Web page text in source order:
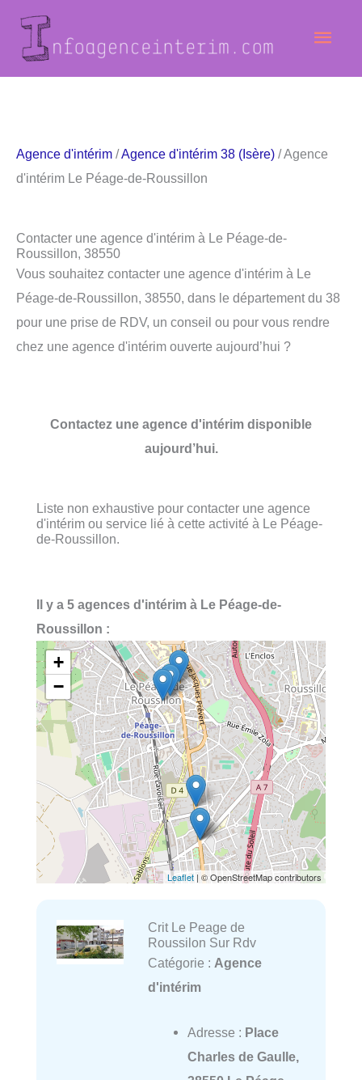
contenu
Agence d'intérim /Agence d'intérim 38 (Isère) / Agence
d'intérim Le Péage-de-Roussillon
Contacter une agence d'intérim à Le Péage-de-
Roussillon, 38550
Vous souhaitez contacter une agence d'intérim à Le
Péage-de-Roussillon, 38550, dans le département du 38
pour une prise de RDV, un conseil ou pour vous rendre
chez une agence d'intérim ouverte aujourd’hui ?
Contactez une agence d'intérim disponible
aujourd’hui.
Liste non exhaustive pour contacter une agence
d'intérim ou service lié à cette activité à Le Péage-
de-Roussillon.
Il y a 5 agences d'intérim à Le Péage-de-
Roussillon :
+
−
Leaflet | © OpenStreetMap contributors
Crit Le Peage de
Roussilon Sur Rdv
Catégorie : Agence
d'intérim
Adresse : Place
Charles de Gaulle,